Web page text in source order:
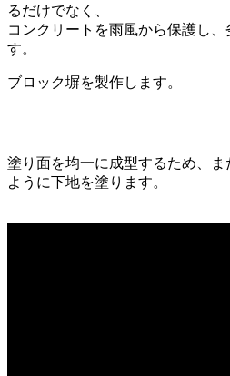
るだけでなく、
コンクリートを雨風から保護し
す。
ブロック塀を製作します。
塗り面を均一に成型するため、
ように下地を塗ります。